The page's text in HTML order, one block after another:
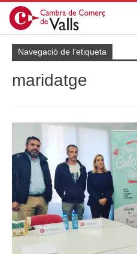
Navegació de l'etiqueta
maridatge